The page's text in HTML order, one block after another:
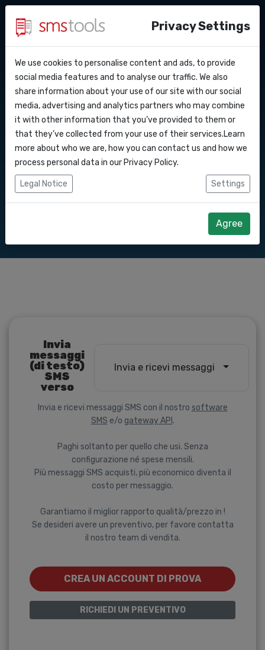
API Docs
Webhooks
Integrazioni
Zapier
Perche’ smstools?
Blog
Accordo del livello di servizio
Contatti
Richiedi un preventivo
Messaggi di testo in
Invia messaggi di testo online in . SMS API
gateway .
Comincia subito
Richiedi preventivo
Invia
messaggi
(di testo)
SMS
verso
Invia e ricevi messaggi
Invia e ricevi messaggi SMS con il nostro software
SMS e/o gateway API .
Paghi soltanto per quello che usi. Senza
configurazione né spese mensili.
Più messaggi SMS acquisti, più economico diventa il
costo per messaggio.
Garantiamo il miglior rapporto qualità/prezzo in !
Se desideri avere un preventivo, per favore contatta
il nostro team di vendita.
CREA UN ACCOUNT DI PROVA
RICHIEDI UN PREVENTIVO
Privacy Settings
We use cookies to personalise content and ads, to provide
social media features and to analyse our traffic. We also
share information about your use of our site with our social
media, advertising and analytics partners who may combine
it with other information that you’ve provided to them or
that they’ve collected from your use of their services.Learn
more about who we are, how you can contact us and how we
process personal data in our Privacy Policy.
Legal Notice Settings
Agree